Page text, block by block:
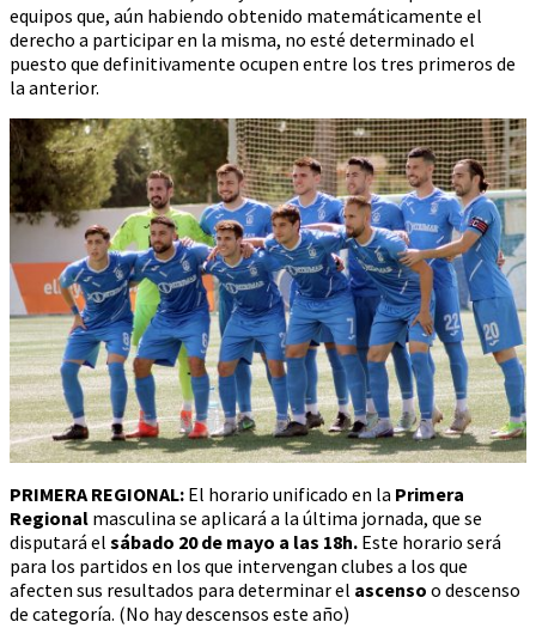
equipos que, aún habiendo obtenido matemáticamente el
derecho a participar en la misma, no esté determinado el
puesto que definitivamente ocupen entre los tres primeros de
la anterior.
PRIMERA REGIONAL: El horario unificado en la Primera
Regional masculina se aplicará a la última jornada, que se
disputará el sábado 20 de mayo a las 18h. Este horario será
para los partidos en los que intervengan clubes a los que
afecten sus resultados para determinar el ascenso o descenso
de categoría. (No hay descensos este año)